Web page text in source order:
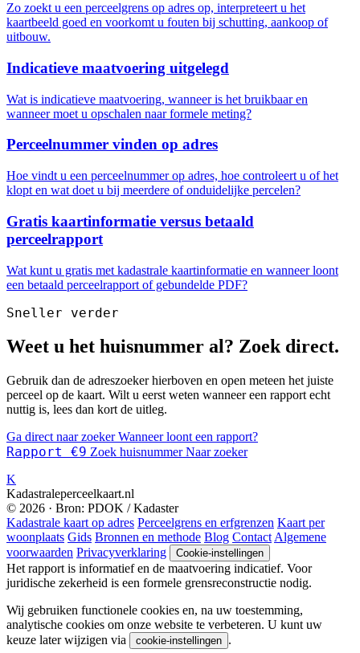
Zo zoekt u een perceelgrens op adres op, interpreteert u het
kaartbeeld goed en voorkomt u fouten bij schutting, aankoop of
uitbouw.
Indicatieve maatvoering uitgelegd
Wat is indicatieve maatvoering, wanneer is het bruikbaar en
wanneer moet u opschalen naar formele meting?
Perceelnummer vinden op adres
Hoe vindt u een perceelnummer op adres, hoe controleert u of het
klopt en wat doet u bij meerdere of onduidelijke percelen?
Gratis kaartinformatie versus betaald
perceelrapport
Wat kunt u gratis met kadastrale kaartinformatie en wanneer loont
een betaald perceelrapport of gebundelde PDF?
Sneller verder
Weet u het huisnummer al? Zoek direct.
Gebruik dan de adreszoeker hierboven en open meteen het juiste
perceel op de kaart. Wilt u eerst weten wanneer een rapport echt
nuttig is, lees dan kort de uitleg.
Ga direct naar zoekerWanneer loont een rapport?
Rapport €9 Zoek huisnummer Naar zoeker
K
Kadastraleperceelkaart.nl
© 2026 · Bron: PDOK / Kadaster
Kadastrale kaart op adres Perceelgrens en erfgrenzen Kaart per
woonplaats Gids Bronnen en methode Blog Contact Algemene
voorwaarden Privacyverklaring Cookie-instellingen
Het rapport is informatief en de maatvoering indicatief. Voor
juridische zekerheid is een formele grensreconstructie nodig.
Wij gebruiken functionele cookies en, na uw toestemming,
analytische cookies om onze website te verbeteren. U kunt uw
keuze later wijzigen via
cookie-instellingen .